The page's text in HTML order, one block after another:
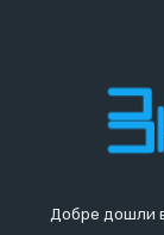
Добре дошли